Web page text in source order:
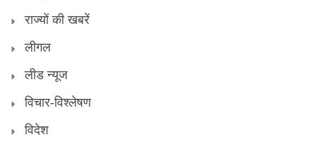
राज्यों की खबरें
लीगल
लीड न्यूज
विचार-विश्लेषण
विदेश